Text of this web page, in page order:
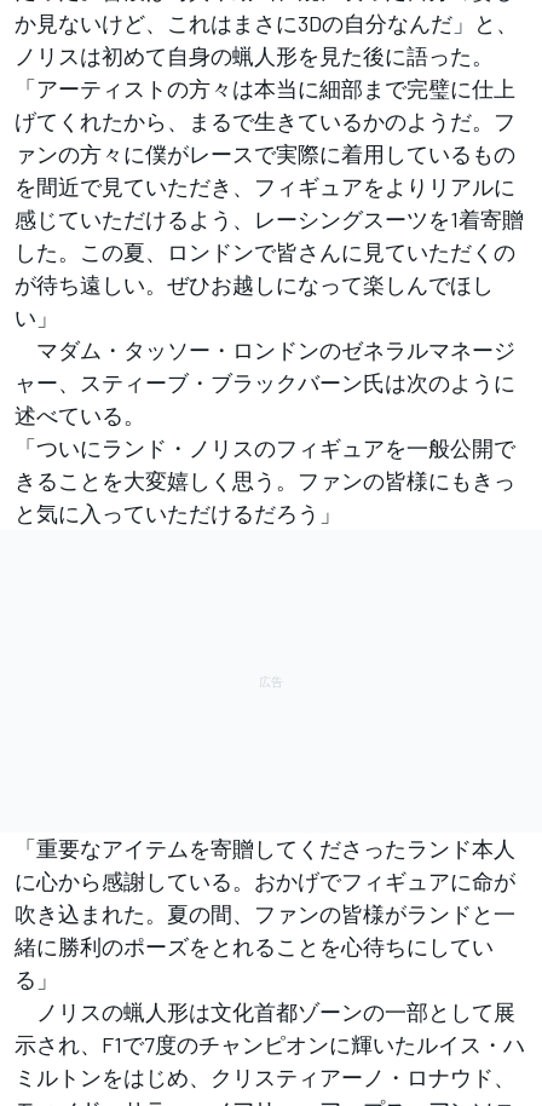
か見ないけど、これはまさに3Dの自分なんだ」と、
ノリスは初めて自身の蝋人形を見た後に語った。
「アーティストの方々は本当に細部まで完璧に仕上
げてくれたから、まるで生きているかのようだ。フ
ァンの方々に僕がレースで実際に着用しているもの
を間近で見ていただき、フィギュアをよりリアルに
感じていただけるよう、レーシングスーツを1着寄贈
した。この夏、ロンドンで皆さんに見ていただくの
が待ち遠しい。ぜひお越しになって楽しんでほし
い」
マダム・タッソー・ロンドンのゼネラルマネージ
ャー、スティーブ・ブラックバーン氏は次のように
述べている。
「ついにランド・ノリスのフィギュアを一般公開で
きることを大変嬉しく思う。ファンの皆様にもきっ
と気に入っていただけるだろう」
「重要なアイテムを寄贈してくださったランド本人
に心から感謝している。おかげでフィギュアに命が
吹き込まれた。夏の間、ファンの皆様がランドと一
緒に勝利のポーズをとれることを心待ちにしてい
る」
ノリスの蝋人形は文化首都ゾーンの一部として展
示され、F1で7度のチャンピオンに輝いたルイス・ハ
ミルトンをはじめ、クリスティアーノ・ロナウド、